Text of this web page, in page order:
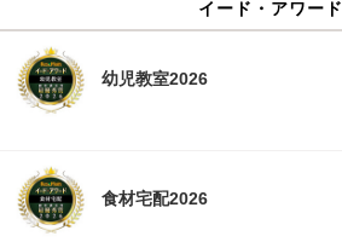
イード・アワード
幼児教室2026
食材宅配2026